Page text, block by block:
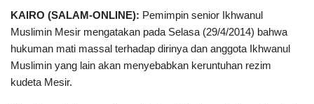
KAIRO (SALAM-ONLINE): Pemimpin senior Ikhwanul
Muslimin Mesir mengatakan pada Selasa (29/4/2014) bahwa
hukuman mati massal terhadap dirinya dan anggota Ikhwanul
Muslimin yang lain akan menyebabkan keruntuhan rezim
kudeta Mesir.